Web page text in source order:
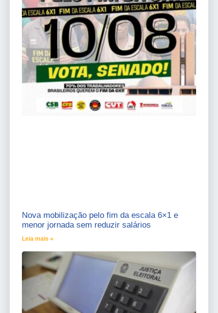
Nova mobilização pelo fim da escala 6×1 e
menor jornada sem reduzir salários
Leia mais »